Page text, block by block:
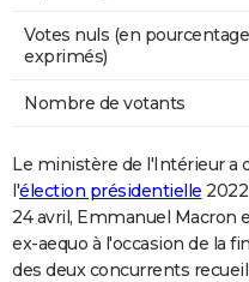
Votes nuls (en
exprimés)
Nombre de votants
Le ministère de l'Intérieur a
l'élection présidentielle
24 avril, Emmanuel Macron
ex-aequo à l'occasion de la
des deux concurrents